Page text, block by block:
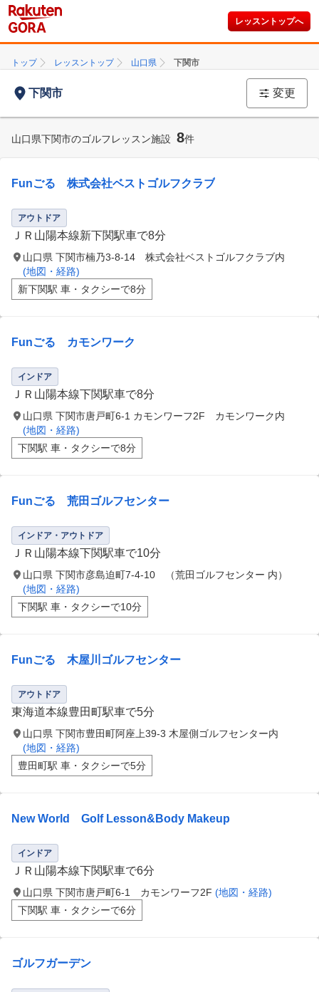
レッスントップへ
トップ レッスントップ 山口県 下関市
下関市 変更
山口県下関市のゴルフレッスン施設 8件
Funごる 株式会社ベストゴルフクラブ
アウトドア
ＪＲ山陽本線新下関駅車で8分
山口県 下関市楠乃3-8-14 株式会社ベストゴルフクラブ内
(地図・経路)
新下関駅 車・タクシーで8分
Funごる カモンワーク
インドア
ＪＲ山陽本線下関駅車で8分
山口県 下関市唐戸町6-1 カモンワーフ2F カモンワーク内
(地図・経路)
下関駅 車・タクシーで8分
Funごる 荒田ゴルフセンター
インドア・アウトドア
ＪＲ山陽本線下関駅車で10分
山口県 下関市彦島迫町7-4-10 （荒田ゴルフセンター 内）
(地図・経路)
下関駅 車・タクシーで10分
Funごる 木屋川ゴルフセンター
アウトドア
東海道本線豊田町駅車で5分
山口県 下関市豊田町阿座上39-3 木屋側ゴルフセンター内
(地図・経路)
豊田町駅 車・タクシーで5分
New World Golf Lesson&Body Makeup
インドア
ＪＲ山陽本線下関駅車で6分
山口県 下関市唐戸町6-1 カモンワーフ2F (地図・経路)
下関駅 車・タクシーで6分
ゴルフガーデン